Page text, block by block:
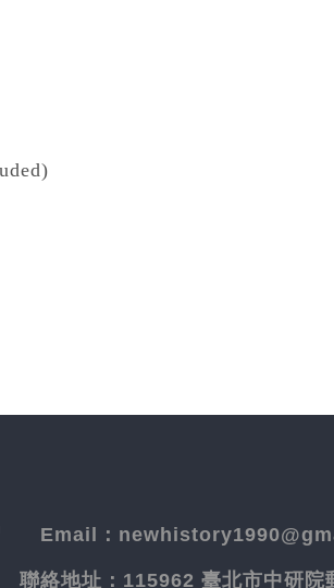
宏 Email：
聯絡地址： 115962 臺北市中研院